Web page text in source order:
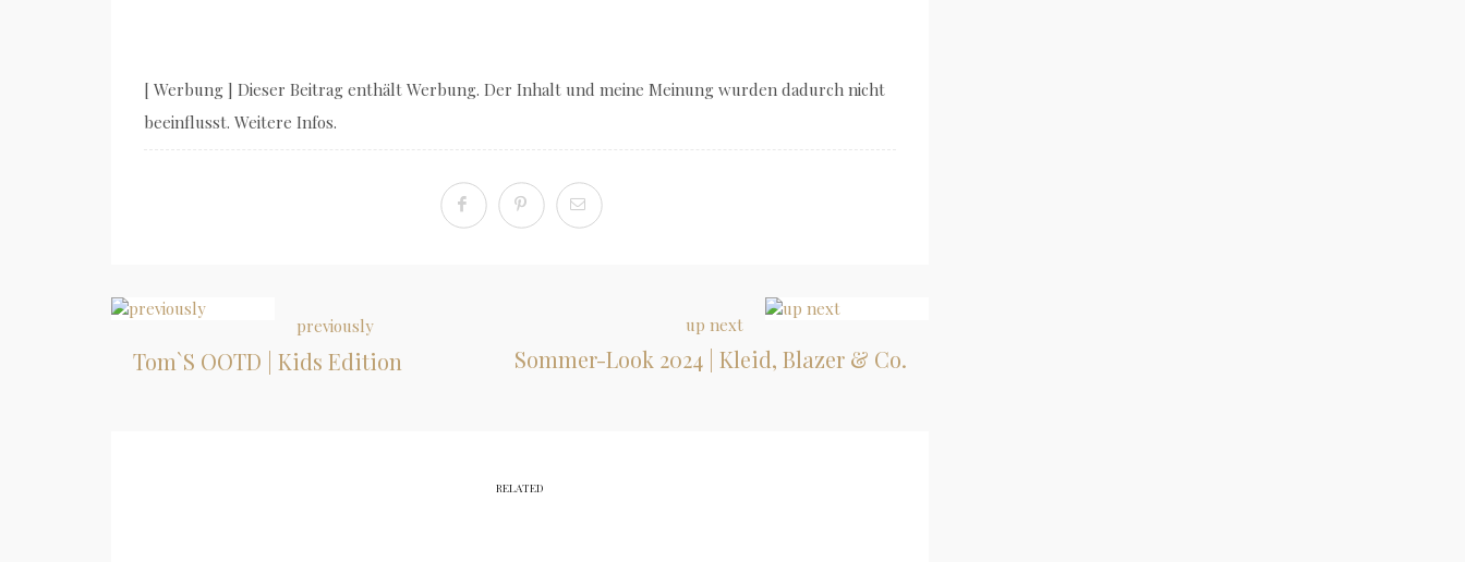
[ Werbung ] Dieser Beitrag enthält Werbung. Der Inhalt und meine Meinung wurden dadurch nicht
beeinflusst. Weitere Infos.
previously
Tom`s OOTD | Kids Edition
up next
Sommer-Look 2024 | Kleid, Blazer & Co.
RELATED